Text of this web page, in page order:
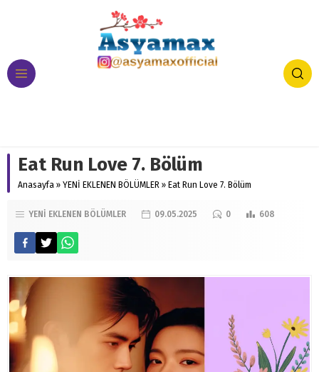
Eat Run Love 7. Bölüm
Anasayfa » YENİ EKLENEN BÖLÜMLER » Eat Run Love 7. Bölüm
YENİ EKLENEN BÖLÜMLER 09.05.2025 0 608